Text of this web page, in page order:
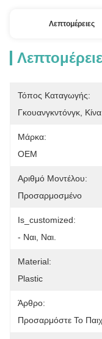
Λεπτομέρειες
Τόπος Καταγωγής:
Γκουανγκντόνγκ, Κίνα
Μάρκα:
OEM
Αριθμό Μοντέλου:
Προσαρμοσμένο
Is_customized:
- Ναι, Ναι.
Material:
Plastic
Άρθρο:
Προσαρμόστε Το